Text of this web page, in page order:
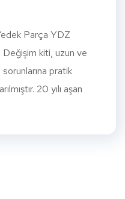
Parça YDZ
kiti, uzun ve
sorunlarına pratik
20 yılı aşan